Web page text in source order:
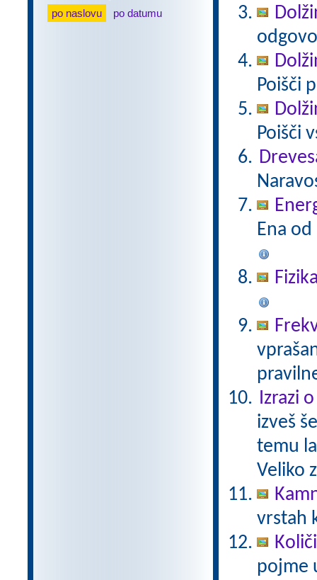
po naslovu
po datumu
Poišči
Poišči
Ena
Izrazi
izveš
temu
Veliko
vrstah
pojme